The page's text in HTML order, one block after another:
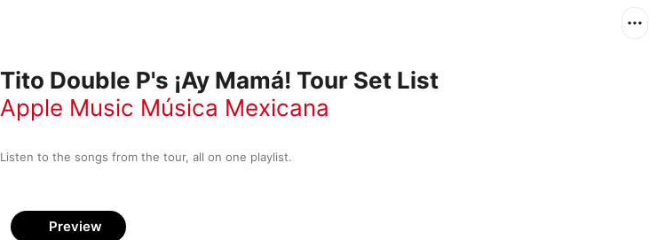
Tito Double P's ¡Ay Mamá! Tour Set List
Apple Music Música Mexicana
Listen to the songs from the tour, all on one playlist.
Preview